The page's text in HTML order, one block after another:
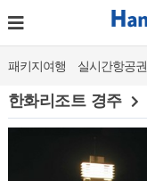
패키지여행 실시간항공권
한화리조트 경주